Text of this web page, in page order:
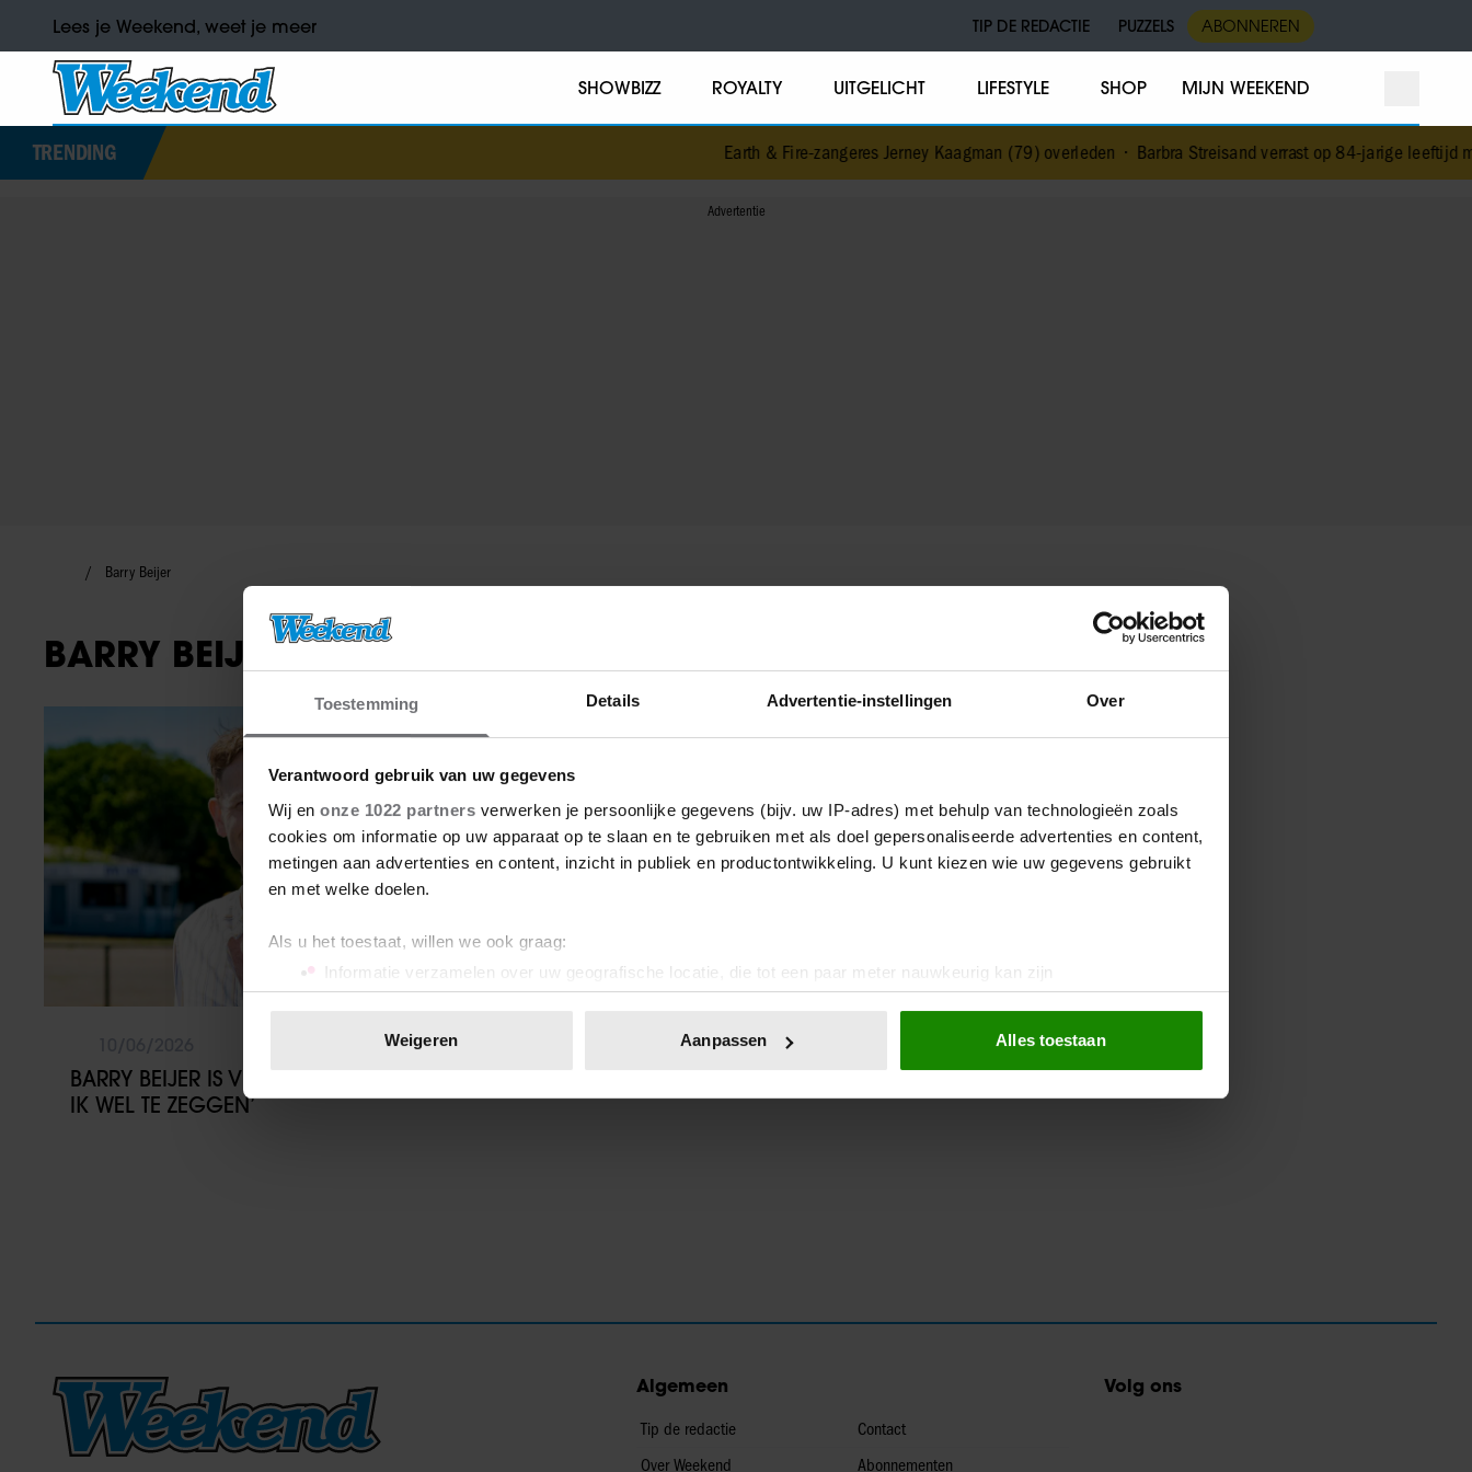
Toestemming Details Advertentie-instellingen Over
Verantwoord gebruik van uw gegevens
Wij en onze 1022 partners verwerken je persoonlijke gegevens (bijv. uw IP-adres) met behulp van technologieën zoals
cookies om informatie op uw apparaat op te slaan en te gebruiken met als doel gepersonaliseerde advertenties en content,
metingen aan advertenties en content, inzicht in publiek en productontwikkeling. U kunt kiezen wie uw gegevens gebruikt
en met welke doelen.
Als u het toestaat, willen we ook graag:
Informatie verzamelen over uw geografische locatie, die tot een paar meter nauwkeurig kan zijn
Uw apparaat identificeren door het actief te scannen op specifieke eigenschappen (fingerprinting)
toestemming op elk moment wijzigen of intrekken in de Cookieverklaring.
Weigeren Aanpassen Alles toestaan
Lees je Weekend, weet je meer TIP DE REDACTIE PUZZELS ABONNEREN
SHOWBIZZ ROYALTY UITGELICHT LIFESTYLE SHOP MIJN WEEKEND
TRENDING Earth & Fire-zangeres Jerney Kaagman (79) overleden•Barbra Streisand verrast op 84-jarige leeftijd met
Barry Beijer
BARRY BEIJER
BARRY BEIJER IS VERSLAAFD: ‘DAT DURF
IK WEL TE ZEGGEN’
Algemeen
Tip de redactie
Over Weekend
Contact
Abonnementen
Volg ons